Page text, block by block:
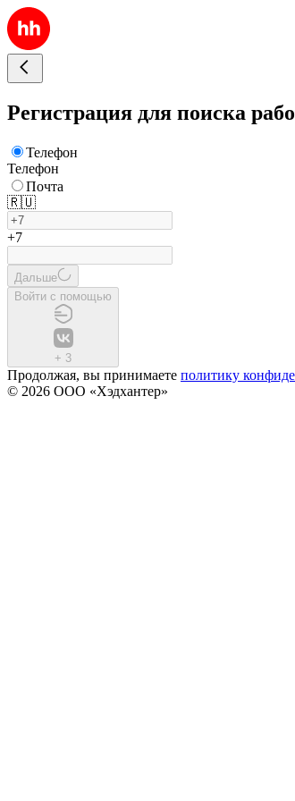
Регистрация для поиска
Телефон
Телефон
Почта
🇷🇺
+7
Дальше
Войти с помощью
+ 3
Продолжая, вы принимаете политику
© 2026 ООО «Хэдхантер»